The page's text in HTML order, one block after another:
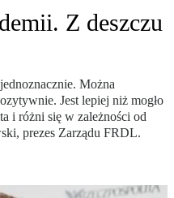
Z deszczu
Można
Jest lepiej niż mogło
i różni się w zależności od
prezes Zarządu FRDL.